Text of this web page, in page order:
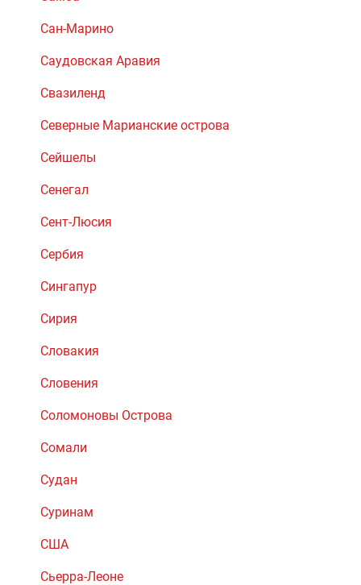
Сан-Марино
Саудовская Аравия
Свазиленд
Северные Марианские острова
Сейшелы
Сенегал
Сент-Люсия
Сербия
Сингапур
Сирия
Словакия
Словения
Соломоновы Острова
Сомали
Судан
Суринам
США
Сьерра-Леоне